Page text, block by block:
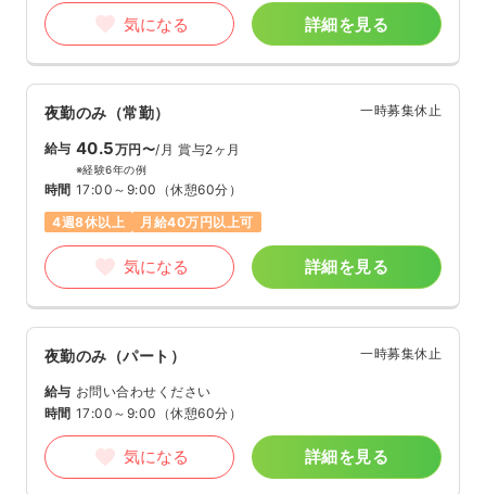
気になる 詳細を見る
夜勤のみ（常勤） 一時募集休止
給与 40.5万円〜/月 賞与2ヶ月
※経験6年の例
時間 17:00～9:00 （休憩60分）
4週8休以上
月給40万円以上可
気になる 詳細を見る
夜勤のみ（パート） 一時募集休止
給与 お問い合わせください
時間 17:00～9:00 （休憩60分）
気になる 詳細を見る